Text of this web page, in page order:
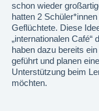
schon wieder
hatten 2
Geflüchtete. Diese
„internationalen
haben dazu bereits
geführt und planen
Unterstützung beim
möchten.